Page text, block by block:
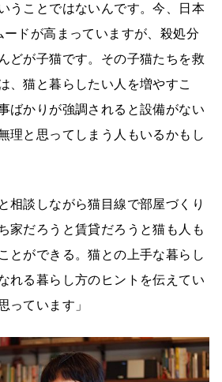
うことではないんです。今、日本
ドが高まっていますが、殺処分
どが子猫です。その子猫たちを救
、猫と暮らしたい人を増やすこ
ばかりが強調されると設備がない
理と思ってしまう人もいるかもし
相談しながら猫目線で部屋づくり
家だろうと賃貸だろうと猫も人も
とができる。猫との上手な暮らし
れる暮らし方のヒントを伝えてい
っています」